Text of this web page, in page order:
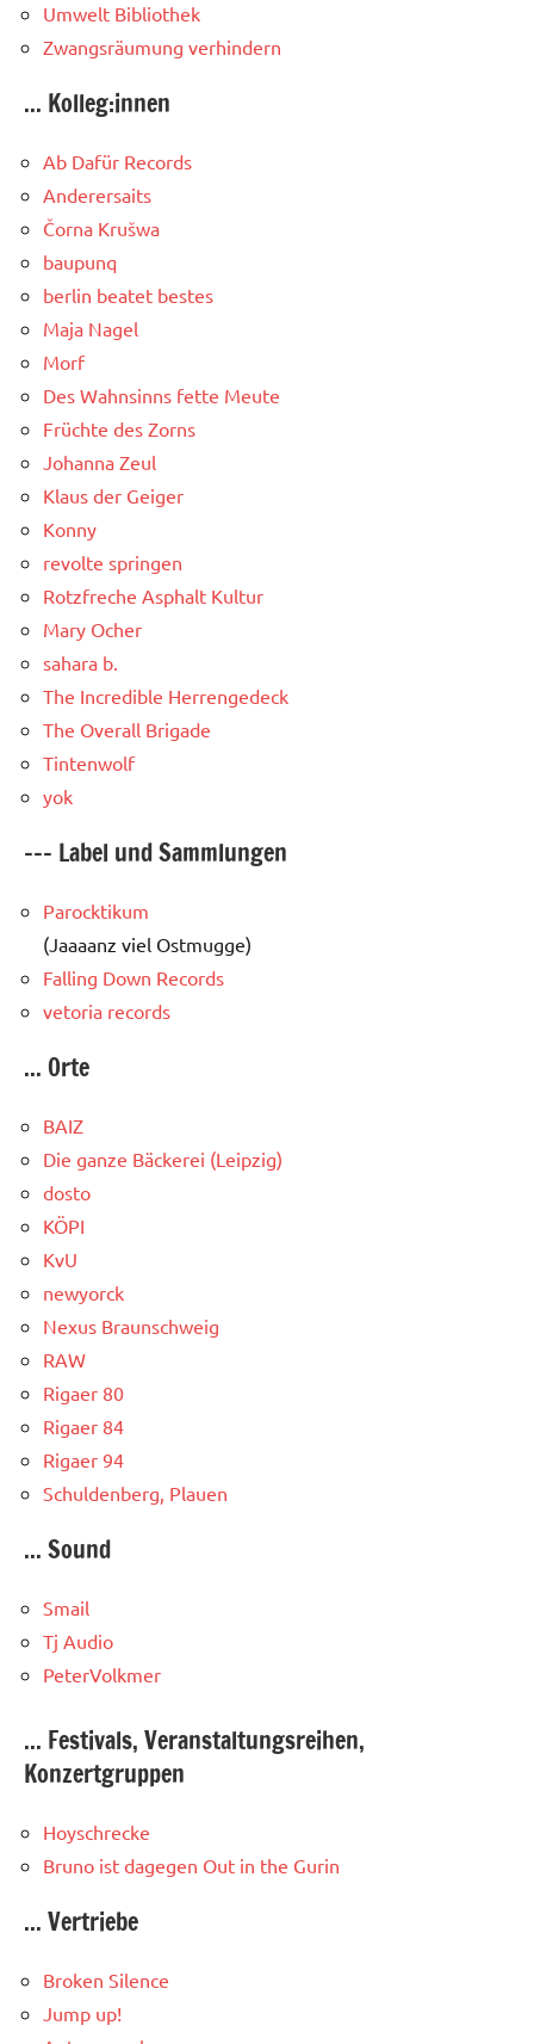
Umwelt Bibliothek
Zwangsräumung verhindern
... Kolleg:innen
Ab Dafür Records
Anderersaits
Čorna Krušwa
baupunq
berlin beatet bestes
Maja Nagel
Morf
Des Wahnsinns fette Meute
Früchte des Zorns
Johanna Zeul
Klaus der Geiger
Konny
revolte springen
Rotzfreche Asphalt Kultur
Mary Ocher
sahara b.
The Incredible Herrengedeck
The Overall Brigade
Tintenwolf
yok
--- Label und Sammlungen
Parocktikum
(Jaaaanz viel Ostmugge)
Falling Down Records
vetoria records
... Orte
BAIZ
Die ganze Bäckerei (Leipzig)
dosto
KÖPI
KvU
newyorck
Nexus Braunschweig
RAW
Rigaer 80
Rigaer 84
Rigaer 94
Schuldenberg, Plauen
... Sound
Smail
Tj Audio
PeterVolkmer
... Festivals, Veranstaltungsreihen,
Konzertgruppen
Hoyschrecke
Bruno ist dagegen Out in the Gurin
... Vertriebe
Broken Silence
Jump up!